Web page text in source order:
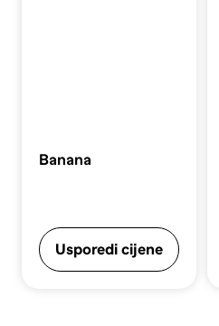
Banana
Usporedi cijene